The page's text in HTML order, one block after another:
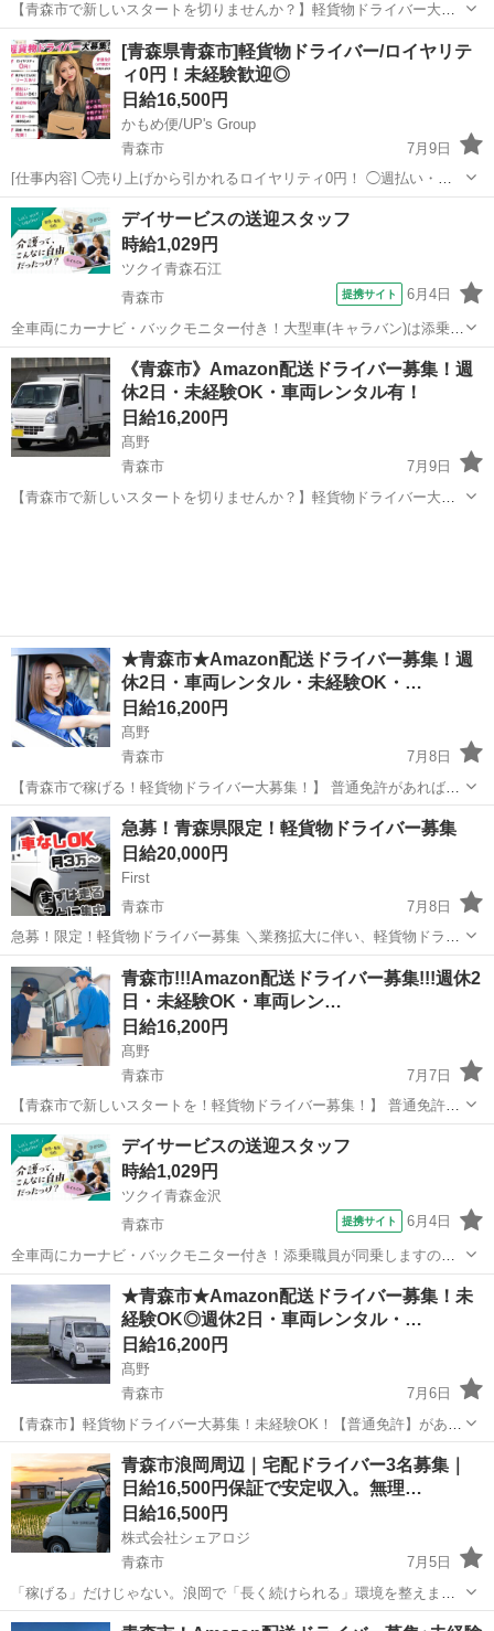
【青森市で新しいスタートを切りませんか？】軽貨物ドライバー大募
集！普通免許があれば未経験OK☆彡 大手企業との連携で【安定した
仕事量】を確保！主な業務は、青森市内の個人宅や企業様への荷物配
達です。重い荷物はありません♪ ...
青森 青森市 ドライバー Amazon
[青森県青森市]軽貨物ドライバー/ロイヤリテ
ィ0円！未経験歓迎◎
日給16,500円
かもめ便/UP's Group
青森市
7月9日
[仕事内容] ◯売り上げから引かれるロイヤリティ0円！ ◯週払い・前
払い対応！ ◯車両リースあり！ ◯全国各地で案件多数あり！ 大手通
販サイトで注文された商品を 軽自動車を使って個人宅や企業様へ お届
けする軽配送業務で...
青森 青森市 ドライバー ロイヤリティ
デイサービスの送迎スタッフ
時給1,029円
ツクイ青森石江
青森市
提携サイト 6月4日
全車両にカーナビ・バックモニター付き！大型車(キャラバン)は添乗職
員が同乗しますので安心して始められます。 ※デイサービスを利用
されるお客様の送迎業務 ※専用車両(キャラバン・ハイエース)の運
転、各種点検 ※乗降時の介...
青森 青森市 ドライバー
《青森市》Amazon配送ドライバー募集！週
休2日・未経験OK・車両レンタル有！
日給16,200円
髙野
青森市
7月9日
【青森市で新しいスタートを切りませんか？】軽貨物ドライバー大募
★青森市★Amazon配送ドライバー募集！週
休2日・車両レンタル・未経験OK・…
日給16,200円
髙野
青森市
7月8日
【青森市で稼げる！軽貨物ドライバー大募集！】 普通免許があれば未
経験OK！☆大手企業との連携で【安定した仕事量】を確保。主な業務
は、青森市内の個人宅への荷物配達♪【軽量荷物】が中心で、ポスト投
函も多数！スマホ操作ができれば...
青森 青森市 ドライバー Amazon
急募！青森県限定！軽貨物ドライバー募集
日給20,000円
First
青森市
7月8日
急募！限定！軽貨物ドライバー募集 ＼業務拡大に伴い、軽貨物ドライ
バー大募集！／ 弊社ドライバーの約8割が未経験からスタート！ 宅配
や企業配送を中心に、安定して稼げる環境が整っています。 【主な業
務内容】...
青森 青森市 ドライバー 貨物
青森市!!!Amazon配送ドライバー募集!!!週休2
日・未経験OK・車両レン…
日給16,200円
髙野
青森市
7月7日
【青森市で新しいスタートを！軽貨物ドライバー募集！】 普通免許が
あれば、未経験でも月収40万円以上も可能！☆ 青森県青森市で、
Amazonなどの配送ドライバーを大募集！ 軽量荷物の配達が中心なの
で、体力に自信がない...
青森 ドライバー Amazon
デイサービスの送迎スタッフ
時給1,029円
ツクイ青森金沢
青森市
提携サイト 6月4日
全車両にカーナビ・バックモニター付き！添乗職員が同乗しますので
安心して始められます。 ※デイサービスを利用されるお客様の送迎
業務 ※専用車両(キャラバン・ハイエース)の運転、各種点検 ※乗
降時の介護補助(歩行介助・車い...
青森 青森市 ドライバー
★青森市★Amazon配送ドライバー募集！未
経験OK◎週休2日・車両レンタル・…
日給16,200円
髙野
青森市
7月6日
【青森市】軽貨物ドライバー大募集！未経験OK！【普通免許】があれ
ばすぐに始められます☆ 大手ECサイトの配送で【安定収入】を
GET！「直行直帰」OKでプライベートも充実♪ ★「充実の研修制度」
で安心スタート！ ★「車両...
青森 青森市 ドライバー Amazon
青森市浪岡周辺｜宅配ドライバー3名募集｜
日給16,500円保証で安定収入。無理…
日給16,500円
株式会社シェアロジ
青森市
7月5日
「稼げる」だけじゃない。浪岡で「長く続けられる」環境を整えまし
た。 「軽貨物の仕事は、実際にいくら手元に残るか不安…」そんな声
青森 青森市 ドライバー 貨物